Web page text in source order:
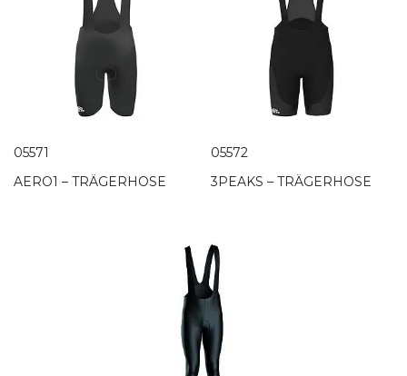
05571
AERO1 – TRÄGERHOSE
05572
3PEAKS – TRÄGERHOSE